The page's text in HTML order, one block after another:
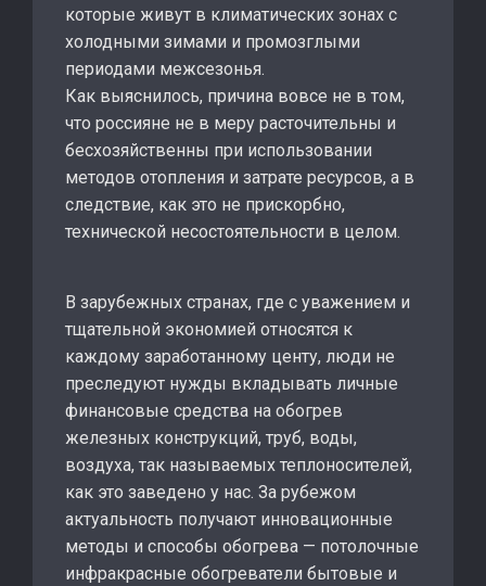
которые живут в климатических зонах с
холодными зимами и промозглыми
периодами межсезонья.
Как выяснилось, причина вовсе не в том,
что россияне не в меру расточительны и
бесхозяйственны при использовании
методов отопления и затрате ресурсов, а в
следствие, как это не прискорбно,
технической несостоятельности в целом.
В зарубежных странах, где с уважением и
тщательной экономией относятся к
каждому заработанному центу, люди не
преследуют нужды вкладывать личные
финансовые средства на обогрев
железных конструкций, труб, воды,
воздуха, так называемых теплоносителей,
как это заведено у нас. За рубежом
актуальность получают инновационные
методы и способы обогрева — потолочные
инфракрасные обогреватели бытовые и